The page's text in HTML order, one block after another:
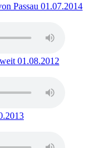
Passau Ausleihbar seit
01.07.2014
Passau
Ausleihbar seit dem
01.08.2012
weit
seit dem